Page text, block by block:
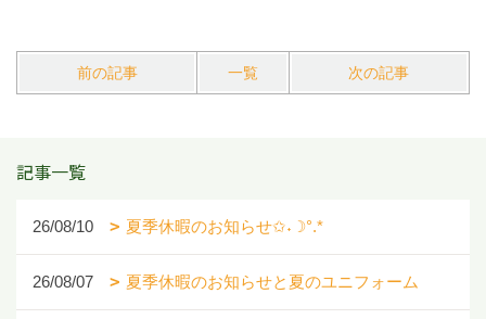
前の記事 一覧 次の記事
記事一覧
26/08/10 夏季休暇のお知らせ✩˖☽°.*
26/08/07 夏季休暇のお知らせと夏のユニフォーム